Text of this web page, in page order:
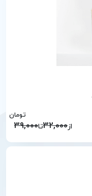
از32,000تا39,000
تومان